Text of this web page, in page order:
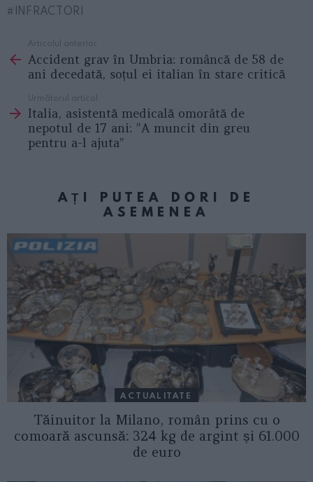
INFRACTORI
more
Articolul anterior
Accident grav în Umbria: româncă de 58 de
ani decedată, soțul ei italian în stare critică
Următorul articol
Italia, asistentă medicală omorâtă de
nepotul de 17 ani: ”A muncit din greu
pentru a-l ajuta”
AȚI PUTEA DORI DE
ASEMENEA
ACTUALITATE
Tăinuitor la Milano, român prins cu o
comoară ascunsă: 324 kg de argint și 61.000
de euro